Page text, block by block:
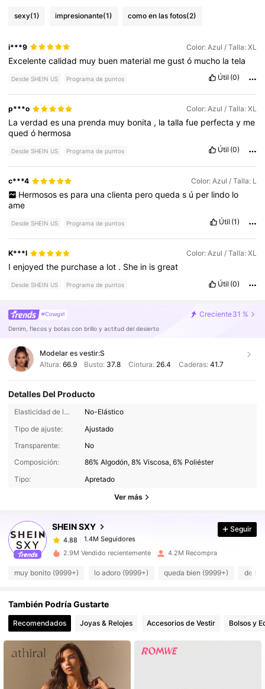
sexy(1) impresionante(1) como en las fotos(2)
i***9 Color: Azul / Talla: XL
Excelentecalidad muy buen material megustó mucho latela
Desde SHEIN US Programa de puntos Útil (0)
p***o Color: Azul / Talla: XL
Laverdades una prenda muy bonita , latallafue perfectay me
quedó hermosa
Desde SHEIN US Programa de puntos Útil (0)
c***4 Color: Azul / Talla: L
Hermosos es para una clienta pero queda s ú per lindo lo
ame
Desde SHEIN US Programa de puntos Útil (1)
K***l Color: Azul / Talla: XL
Ienjoyedthe purchasea lot . She in isgreat
Desde SHEIN US Programa de puntos Útil (0)
#Cowgirl Creciente31 %
Denim, flecos y botas con brillo y actitud del desierto
Modelar es vestir:S
Altura: 66.9 Busto: 37.8 Cintura: 26.4 Caderas: 41.7
Detalles Del Producto
Elasticidad de la tela:
No-Elástico
Tipo de ajuste:
Ajustado
Transparente:
No
Composición:
86% Algodón, 8% Viscosa, 6% Poliéster
Tipo:
Apretado
Ver más
SHEIN SXY
1.4M Seguidores
4.88
1.4M Seguidores
m***8pagóHace 1 horas
4.88
4.88 1.4M Seguidores
4.88 1.4M Seguidores
4.88 1.4M Seguidores
Seguir
2.9M Vendido recientemente 4.2M Recompra
muy bonito (9999+) lo adoro (9999+) queda bien (9999+) de
También Podría Gustarte
Recomendados Joyas & Relojes Accesorios de Vestir Bolsos y